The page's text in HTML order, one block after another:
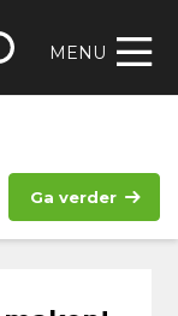
MENU
Ga verder